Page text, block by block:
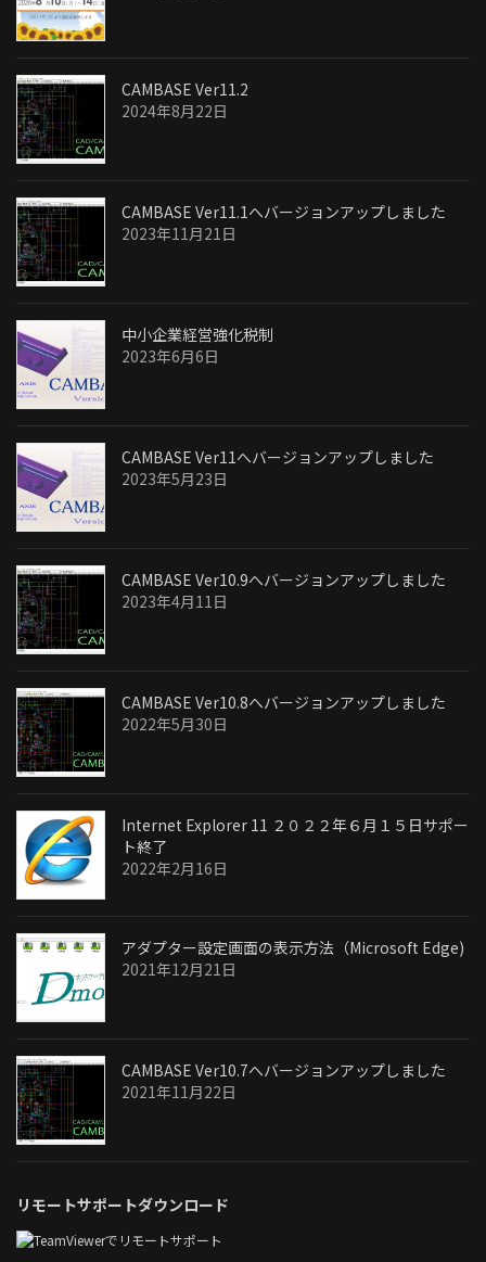
CAMBASE Ver11.2
2024年8月22日
CAMBASE Ver11.1へバージョンアップしました
2023年11月21日
中小企業経営強化税制
2023年6月6日
CAMBASE Ver11へバージョンアップしました
2023年5月23日
CAMBASE Ver10.9へバージョンアップしました
2023年4月11日
CAMBASE Ver10.8へバージョンアップしました
2022年5月30日
Internet Explorer 11 ２０２２年６月１５日サポー
ト終了
2022年2月16日
アダプター設定画面の表示方法（Microsoft Edge)
2021年12月21日
CAMBASE Ver10.7へバージョンアップしました
2021年11月22日
リモートサポートダウンロード